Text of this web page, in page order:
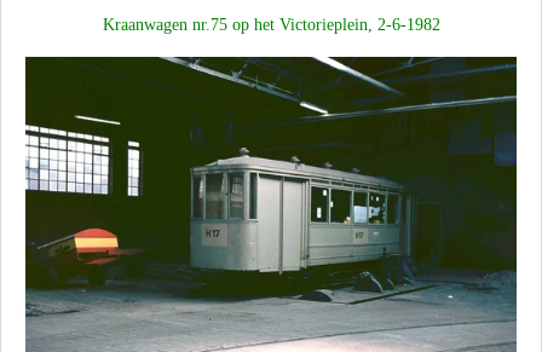
Kraanwagen nr.75 op het Victorieplein, 2-6-1982